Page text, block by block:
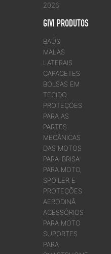
2026
GIVI PRODUTOS
BAÚS
MALAS
LATERAIS
CAPACETES
BOLSAS EM
TECIDO
PROTEÇÕES
PARA AS
PARTES
MECÂNICAS
DAS MOTOS
PARA-BRISA
PARA MOTO,
SPOILER E
PROTEÇÕES
AERODINÂ
ACESSÓRIOS
PARA MOTO
SUPORTES
PARA